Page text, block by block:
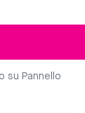
su Pannello